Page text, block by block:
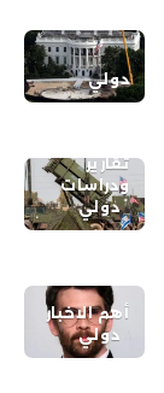
دولي
تقارير
ودراسات
دولي
أهم الاخبار
دولي